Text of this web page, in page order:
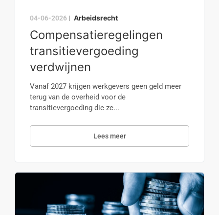
04-06-2026 | Arbeidsrecht
Compensatieregelingen
transitievergoeding
verdwijnen
Vanaf 2027 krijgen werkgevers geen geld meer
terug van de overheid voor de
transitievergoeding die ze...
Lees meer